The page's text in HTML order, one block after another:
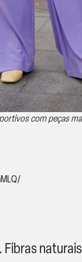
com peças
Fibras